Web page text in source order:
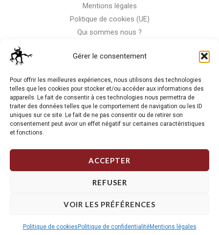
Gérer le consentement
Pour offrir les meilleures expériences, nous utilisons des technologies
telles que les cookies pour stocker et/ou accéder aux informations des
appareils. Le fait de consentir à ces technologies nous permettra de
traiter des données telles que le comportement de navigation ou les ID
uniques sur ce site. Le fait de ne pas consentir ou de retirer son
consentement peut avoir un effet négatif sur certaines caractéristiques
et fonctions.
ACCEPTER
REFUSER
VOIR LES PRÉFÉRENCES
Politique de cookies Politique de confidentialitéMentions légales
Mentions légales
Politique de cookies (UE)
Qui sommes nous ?
La RC n'est pas notre seule passion, venez visiter notre shop
de motos
Copyright © 2026 Storm RC. Powered by Storm Team.